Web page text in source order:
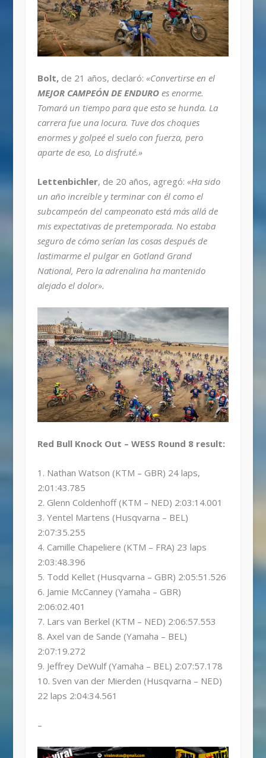
Bolt,de 21 años, declaró: «Convertirse en el
MEJOR CAMPEÓN DE ENDUROes enorme.
Tomará un tiempo para que esto se hunda. La
carrera fue una locura. Tuve dos choques
enormes y golpeé el suelo con fuerza, pero
aparte de eso, Lo disfruté.»
Lettenbichler, de 20 años, agregó: «Ha sido
un año increíble y terminar con él como el
subcampeón del campeonato está más allá de
mis expectativas de pretemporada. No estaba
seguro de cómo serían las cosas después de
lastimarme el pulgar en Gotland Grand
National, Pero la adrenalina ha mantenido
alejado el dolor».
Red Bull Knock Out – WESS Round 8 result:
1. Nathan Watson (KTM – GBR) 24 laps,
2:01:43.785
2. Glenn Coldenhoff (KTM – NED) 2:03:14.001
3. Yentel Martens (Husqvarna – BEL)
2:07:35.255
4. Camille Chapeliere (KTM – FRA) 23 laps
2:03:48.396
5. Todd Kellet (Husqvarna – GBR) 2:05:51.526
6. Jamie McCanney (Yamaha – GBR)
2:06:02.401
7. Lars van Berkel (KTM – NED) 2:06:57.553
8. Axel van de Sande (Yamaha – BEL)
2:07:19.272
9. Jeffrey DeWulf (Yamaha – BEL) 2:07:57.178
10. Sven van der Mierden (Husqvarna – NED)
22 laps 2:04:34.561
–